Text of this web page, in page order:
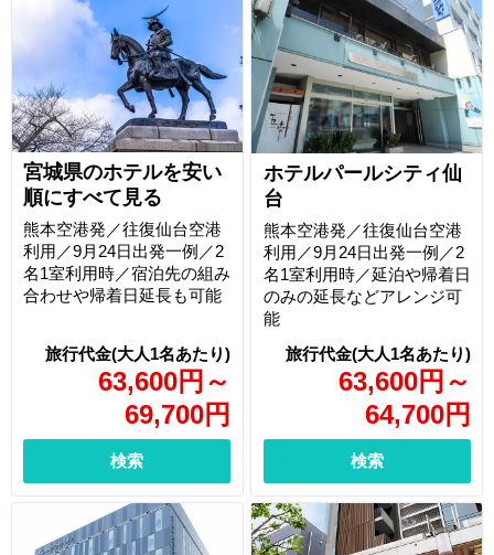
宮城県のホテルを安い
順にすべて見る
63,600円 ～
69,700円
熊本空港発／往復仙台空港
利用／9月24日出発一例／2
名1室利用時／宿泊先の組み
合わせや帰着日延長も可能
検索
ホテルパールシティ仙
台
63,600円 ～
64,700円
熊本空港発／往復仙台空港
利用／9月24日出発一例／2
名1室利用時／延泊や帰着日
のみの延長などアレンジ可
能
検索